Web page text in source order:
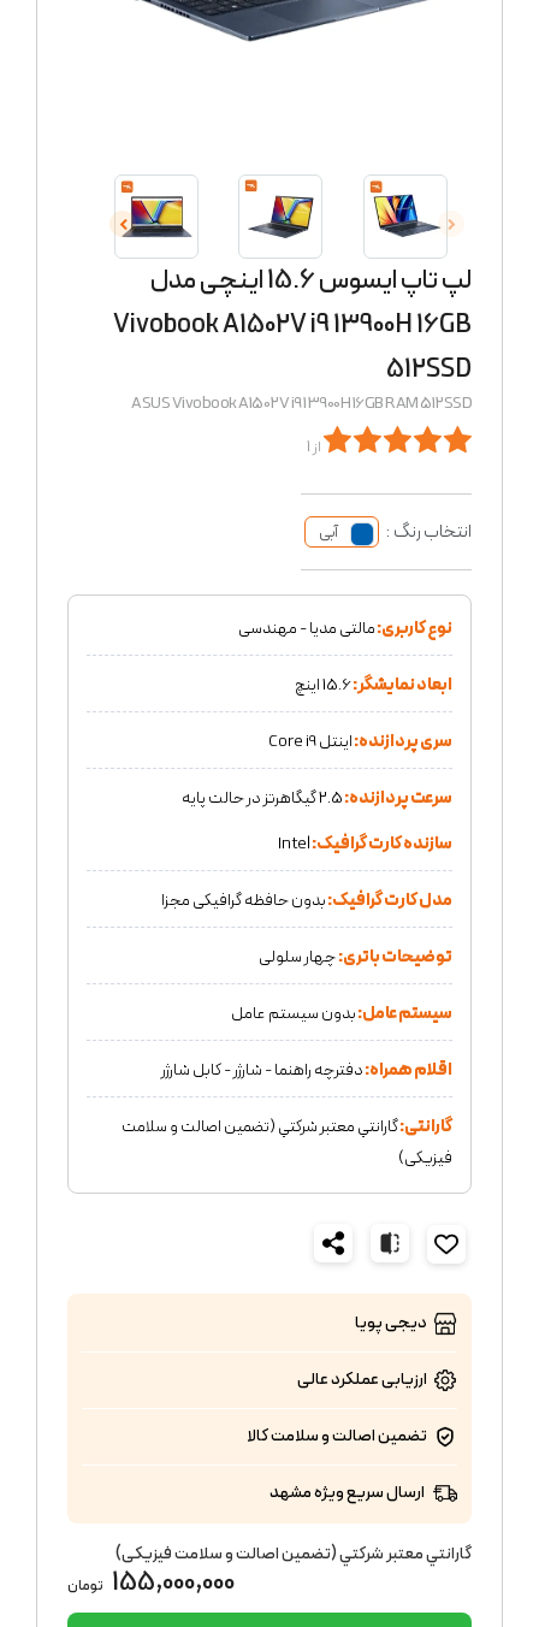
لپ تاپ ایسوس 15.6 اینچی مدل
Vivobook A1502V i9 13900H 16GB
512SSD
ASUS Vivobook A1502V i9 13900H 16GB RAM 512SSD
از 1
انتخاب رنگ : آبی
نوع کاربری:مالتی مدیا - مهندسی
ابعاد نمایشگر:15.6 اینچ
سری پردازنده:اینتل Core i9
سرعت پردازنده:2.5 گیگاهرتز در حالت پایه
سازنده کارت گرافیک:Intel
مدل کارت گرافیک:بدون حافظه گرافیکی مجزا
توضیحات باتری:چهار سلولی
سیستم عامل:بدون سیستم عامل
اقلام همراه:دفترچه راهنما - شارژر - کابل شارژر
گارانتی:گارانتي معتبر شركتي (تضمين اصالت و سلامت
فیزیکی)
دیجی پویا
ارزیابی عملکردعالی
تضمین اصالت و سلامت کالا
ارسال سریع ویژه مشهد
گارانتي معتبر شركتي (تضمين اصالت و سلامت فیزیکی)
155,000,000 تومان